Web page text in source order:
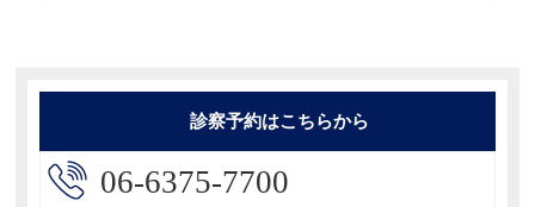
診察予約はこちらから
06-6375-7700